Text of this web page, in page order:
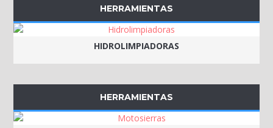
HERRAMIENTAS
HIDROLIMPIADORAS
HERRAMIENTAS